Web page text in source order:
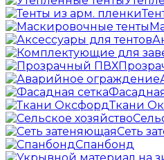
Ткани
Сеть
Спанбонд